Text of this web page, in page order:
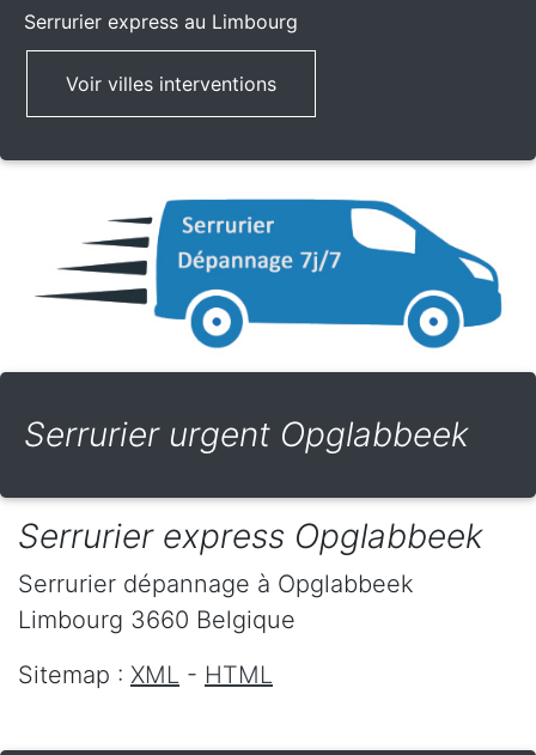
Serrurier express au Limbourg
Voir villes interventions
Serrurier urgent Opglabbeek
Serrurier express Opglabbeek
Serrurier dépannage à Opglabbeek
Limbourg 3660 Belgique
Sitemap : XML - HTML